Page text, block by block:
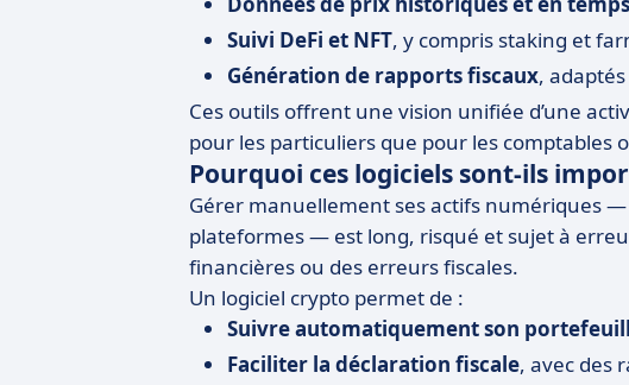
Suivi DeFi et NFT, y compris staking et
Génération de rapports fiscaux,
Ces outils offrent une vision unifiée d’une
pour les particuliers que pour les comptables
Pourquoi ces logiciels sont-ils
Gérer manuellement ses actifs numériques
plateformes — est long, risqué et sujet à
financières ou des erreurs fiscales.
Un logiciel crypto permet de :
Suivre automatiquement son
Faciliter la déclaration fiscale, avec des